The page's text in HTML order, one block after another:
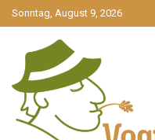
gehe
zum
Sonntag, August 9, 2026